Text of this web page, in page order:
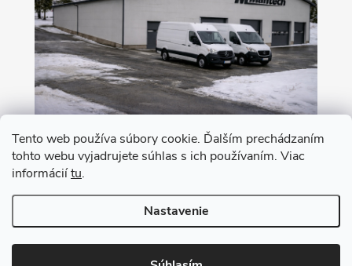
Tento web používa súbory cookie. Ďalším prechádzaním
tohto webu vyjadrujete súhlas s ich používaním. Viac
informáciítu.
Nastavenie
Nákup na leasing s 0% akontáciou
Copyright 2026MANTECH. Všetky práva vyhradené.Upraviť nastavenie
cookies